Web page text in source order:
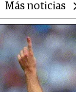
Más noticias